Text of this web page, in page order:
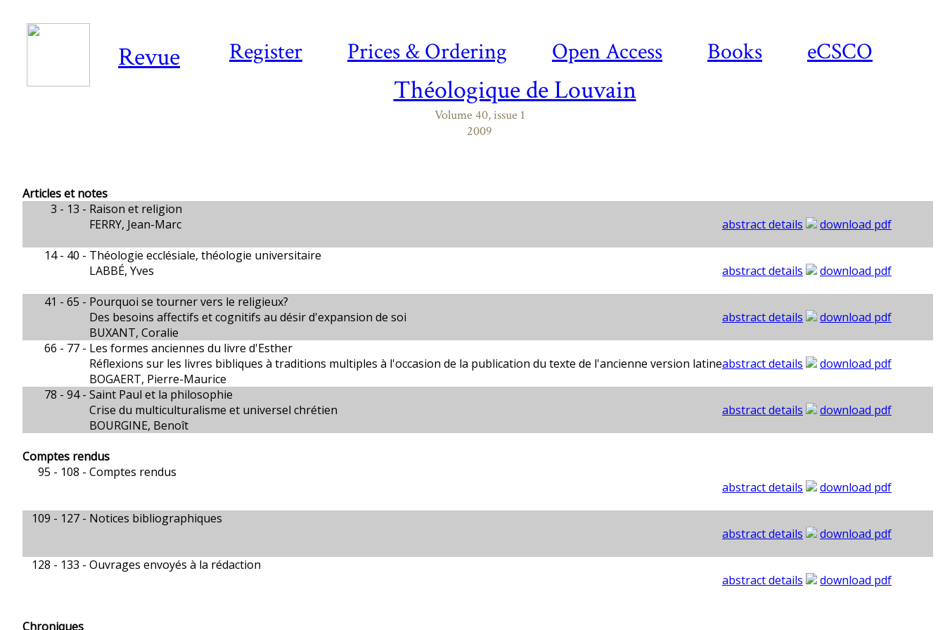
Register Prices & Ordering Open Access Books eCSCO
Revue
Théologique de Louvain
Volume 40, issue 1
2009
Articles et notes
3 - 13 - Raison et religion
FERRY, Jean-Marc
abstract details
download pdf
14 - 40 - Théologie ecclésiale, théologie universitaire
LABBÉ, Yves
abstract details
download pdf
41 - 65 - Pourquoi se tourner vers le religieux?
Des besoins affectifs et cognitifs au désir d'expansion de soi
BUXANT, Coralie
abstract details
download pdf
66 - 77 - Les formes anciennes du livre d'Esther
Réflexions sur les livres bibliques à traditions multiples à l'occasion de la publication du texte de l'ancienne version latine
BOGAERT, Pierre-Maurice
abstract details
download pdf
78 - 94 - Saint Paul et la philosophie
Crise du multiculturalisme et universel chrétien
BOURGINE, Benoît
abstract details download pdf
Comptes rendus
95 - 108 - Comptes rendus
abstract details
download pdf
109 - 127 - Notices bibliographiques
abstract details
download pdf
128 - 133 - Ouvrages envoyés à la rédaction
abstract details
download pdf
Chroniques